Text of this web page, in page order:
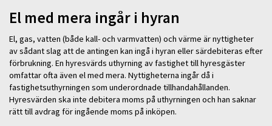
El med mera ingår i hyran
El, gas, vatten (både kall- och varmvatten) och värme är nyttigheter
av sådant slag att de antingen kan ingå i hyran eller särdebiteras efter
förbrukning. En hyresvärds uthyrning av fastighet till hyresgäster
omfattar ofta även el med mera. Nyttigheterna ingår då i
fastighetsuthyrningen som underordnade tillhandahållanden.
Hyresvärden ska inte debitera moms på uthyrningen och han saknar
rätt till avdrag för ingående moms på inköpen.